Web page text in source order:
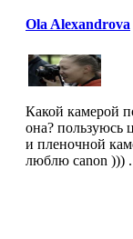
Ola Alexandrova
Какой камерой
она? пользуюсь
и пленочной
люблю canon )))